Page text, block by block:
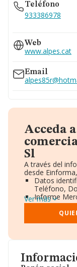
Teléfono
933386978
933378340
Web
www.alpes.cat
Email
Acceda
Sl
A través del
desde
Datos
Teléfono,
Informe
Gráficos de
Consejo de
Directivos y
Información
Ver más